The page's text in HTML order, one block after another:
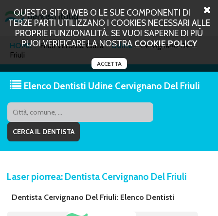
QUESTO SITO WEB O LE SUE COMPONENTI DI
TERZE PARTI UTILIZZANO I COOKIES NECESSARI ALLE
PROPRIE FUNZIONALITÀ. SE VUOI SAPERNE DI PIÙ
PUOI VERIFICARE LA NOSTRA COOKIE POLICY
ACCETTA
HOME Friuli Venezia Giulia Udine
Cervignano Del
Friuli
Elenco Dentisti Udine Cervignano Del Friuli
Laser piorrea: Dentista Cervignano Del Friuli
Dentista Cervignano Del Friuli: Elenco Dentisti